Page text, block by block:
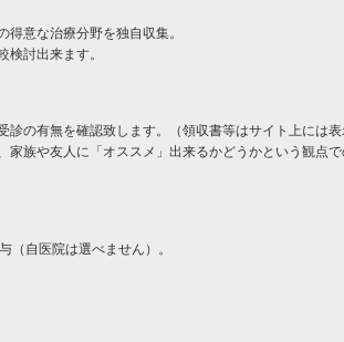
意な治療分野を独自収集。
討出来ます。
の有無を確認致します。（領収書等はサイト上には
族や友人に「オススメ」出来るかどうかという観点
（自医院は選べません）。